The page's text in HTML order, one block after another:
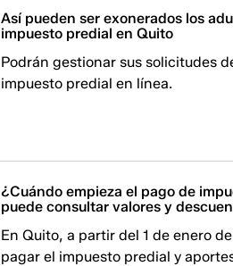
Así pueden ser exonerados los
impuesto predial en Quito
Podrán gestionar sus solicitudes
impuesto predial en línea.
¿Cuándo empieza el pago de
puede consultar valores y
En Quito, a partir del 1 de enero
pagar el impuesto predial y